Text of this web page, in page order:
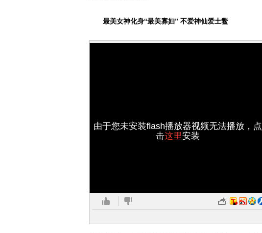
最美女神化身“最美寡妇” 不爱神仙爱土鳖
由于您未安装flash播放器视频无法播放，点
击这里安装